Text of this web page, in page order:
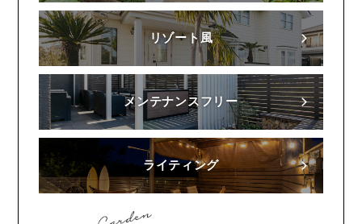
リゾート風
メンテナンスフリー
ライティング